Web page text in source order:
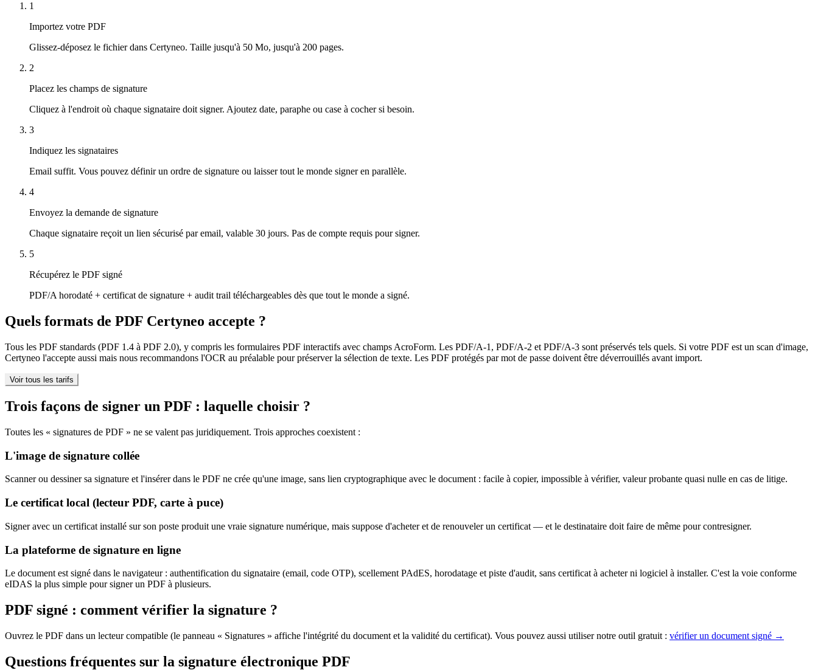
1
Importez votre PDF
Glissez-déposez le fichier dans Certyneo. Taille jusqu'à 50 Mo, jusqu'à 200 pages.
2
Placez les champs de signature
Cliquez à l'endroit où chaque signataire doit signer. Ajoutez date, paraphe ou case à cocher si besoin.
3
Indiquez les signataires
Email suffit. Vous pouvez définir un ordre de signature ou laisser tout le monde signer en parallèle.
4
Envoyez la demande de signature
Chaque signataire reçoit un lien sécurisé par email, valable 30 jours. Pas de compte requis pour signer.
5
Récupérez le PDF signé
PDF/A horodaté + certificat de signature + audit trail téléchargeables dès que tout le monde a signé.
Quels formats de PDF Certyneo accepte ?
Tous les PDF standards (PDF 1.4 à PDF 2.0), y compris les formulaires PDF interactifs avec champs AcroForm. Les PDF/A-1, PDF/A-2 et PDF/A-3 sont préservés tels quels. Si votre PDF est un scan d'image,
Certyneo l'accepte aussi mais nous recommandons l'OCR au préalable pour préserver la sélection de texte. Les PDF protégés par mot de passe doivent être déverrouillés avant import.
Voir tous les tarifs
Trois façons de signer un PDF : laquelle choisir ?
Toutes les « signatures de PDF » ne se valent pas juridiquement. Trois approches coexistent :
L'image de signature collée
Scanner ou dessiner sa signature et l'insérer dans le PDF ne crée qu'une image, sans lien cryptographique avec le document : facile à copier, impossible à vérifier, valeur probante quasi nulle en cas de litige.
Le certificat local (lecteur PDF, carte à puce)
Signer avec un certificat installé sur son poste produit une vraie signature numérique, mais suppose d'acheter et de renouveler un certificat — et le destinataire doit faire de même pour contresigner.
La plateforme de signature en ligne
Le document est signé dans le navigateur : authentification du signataire (email, code OTP), scellement PAdES, horodatage et piste d'audit, sans certificat à acheter ni logiciel à installer. C'est la voie conforme
eIDAS la plus simple pour signer un PDF à plusieurs.
PDF signé : comment vérifier la signature ?
Ouvrez le PDF dans un lecteur compatible (le panneau « Signatures » affiche l'intégrité du document et la validité du certificat). Vous pouvez aussi utiliser notre outil gratuit : vérifier un document signé →
Questions fréquentes sur la signature électronique PDF